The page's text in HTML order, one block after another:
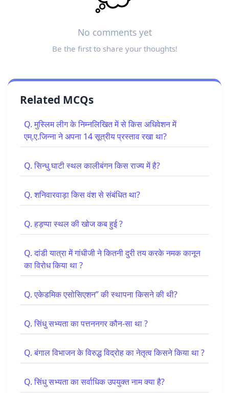
No comments yet
Be the first to share your thoughts!
Related MCQs
Q. मुस्लिम लीग के निम्नलिखित में से किस अधिवेशन में
एम्.ए.जिन्ना ने अपना 14 सूत्रीय प्रस्ताव रखा था?
Q. सिन्धु घाटी स्थल कालीबंगन किस राज्य में है?
Q. शनिवारवाड़ा किस वंश से संबंधित था?
Q. हड़प्पा स्थल की खोज कब हुई ?
Q. दांडी यात्रा में गांधीजी ने कितनी दुरी तय करके नमक कानून
का विरोध किया था ?
Q. एकेडमिक एसोसिएशन” की स्थापना किसने की थी?
Q. सिंधु सभ्यता का पत्तननगर कौन-सा था ?
Q. बंगाल विभाजन के विरुद्ध विद्रोह का नेतृत्व किसने किया था ?
Q. सिंधु सभ्यता का सर्वाधिक उपयुक्त नाम क्या है?